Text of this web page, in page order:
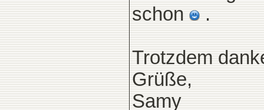
schon
.
Trotzdem
Grüße,
Samy